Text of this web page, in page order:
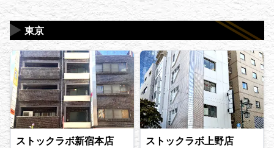
東京
▶
ストックラボ新宿本店
ストックラボ上野店